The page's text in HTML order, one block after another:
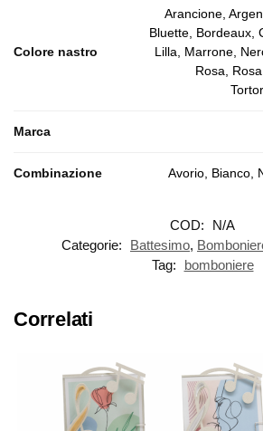
Colore nastro
Arancione,
Bluette, Bordeaux,
Lilla, Marrone,
Rosa,
Marca
Combinazione Avorio, Bianco,
COD:
N/A
Categorie:
Battesimo,
Tag:
bomboniere
Correlati